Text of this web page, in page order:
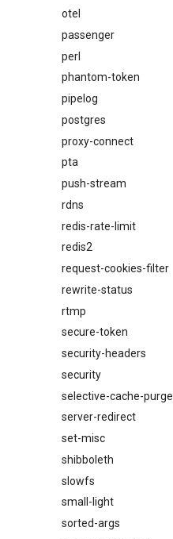
otel
passenger
perl
phantom-token
pipelog
postgres
proxy-connect
pta
push-stream
rdns
redis-rate-limit
redis2
request-cookies-filter
rewrite-status
rtmp
secure-token
security-headers
security
selective-cache-purge
server-redirect
set-misc
shibboleth
slowfs
small-light
sorted-args